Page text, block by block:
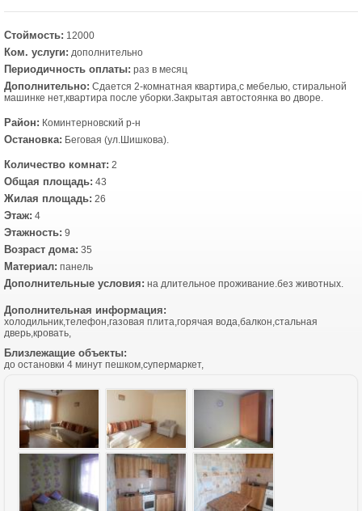
Стоймость: 12000
Ком. услуги: дополнительно
Периодичность оплаты: раз в месяц
Дополнительно: Сдается 2-комнатная квартира,с мебелью, стиральной
машинке нет,квартира после уборки.Закрытая автостоянка во дворе.
Район: Коминтерновский р-н
Остановка: Беговая (ул.Шишкова).
Количество комнат: 2
Общая площадь: 43
Жилая площадь: 26
Этаж: 4
Этажность: 9
Возраст дома: 35
Материал: панель
Дополнительные условия: на длительное проживание.без животных.
Дополнительная информация:
холодильник,телефон,газовая плита,горячая вода,балкон,стальная
дверь,кровать,
Близлежащие объекты:
до остановки 4 минут пешком,супермаркет,